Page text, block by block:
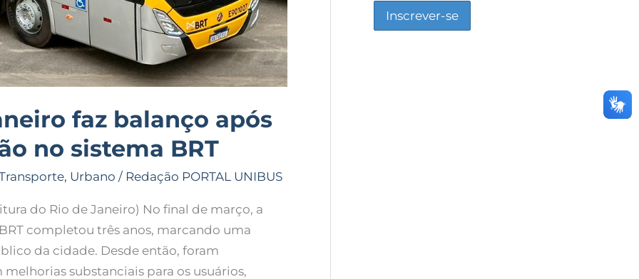
faz balanço após
no sistema BRT
, Urbano / Redação PORTAL UNIBUS
do Rio de Janeiro) No final de março, a
completou três anos, marcando uma
da cidade. Desde então, foram
substanciais para os usuários,